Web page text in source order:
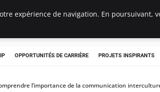
OPPORTUNITÉS DE CARRIÈRE PROJETS INSPIRANTS
l’importance de la communication
expérience de navigation. En poursuivant,